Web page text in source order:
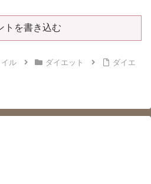
トを書き込む
ル ダイエット
ダイエ